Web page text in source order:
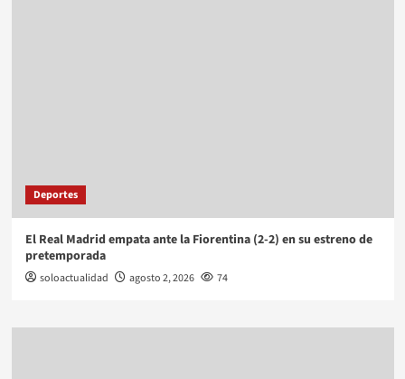
Deportes
El Real Madrid empata ante la Fiorentina (2-2) en su estreno de
pretemporada
soloactualidad agosto 2, 2026 74